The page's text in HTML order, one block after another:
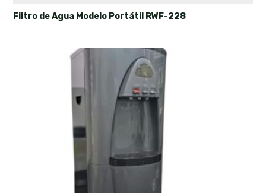
Filtro de Agua Modelo Portátil RWF-228